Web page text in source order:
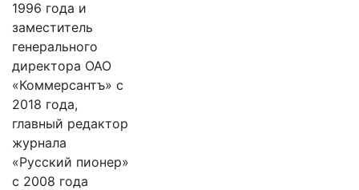
1996 года и
заместитель
генерального
директора ОАО
«Коммерсантъ» с
2018 года,
главный редактор
журнала
«Русский пионер»
с 2008 года